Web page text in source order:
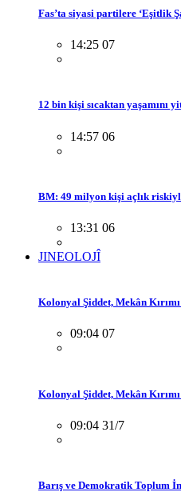
Fas’ta siyasi partilere ‘Eşitlik
14:25 07
12 bin kişi sıcaktan yaşamını
14:57 06
BM: 49 milyon kişi açlık
13:31 06
JINEOLOJÎ
Kolonyal Şiddet, Mekân Kırımı
09:04 07
Kolonyal Şiddet, Mekân Kırımı
09:04 31/7
Barış ve Demokratik Toplum